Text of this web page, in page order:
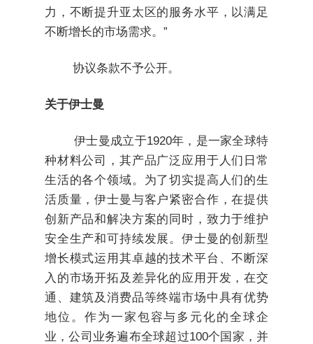
力，不断提升亚太区的服务水平，以满足
不断增长的市场需求。”
协议条款不予公开。
关于伊士曼
伊士曼成立于1920年，是一家全球特
种材料公司，其产品广泛应用于人们日常
生活的各个领域。为了切实提高人们的生
活质量，伊士曼与客户紧密合作，在提供
创新产品和解决方案的同时，致力于维护
安全生产和可持续发展。伊士曼的创新型
增长模式运用其卓越的技术平台、不断深
入的市场开拓及差异化的应用开发，在交
通、建筑及消费品等终端市场中具有优势
地位。作为一家包容与多元化的全球企
业，公司业务遍布全球超过100个国家，并